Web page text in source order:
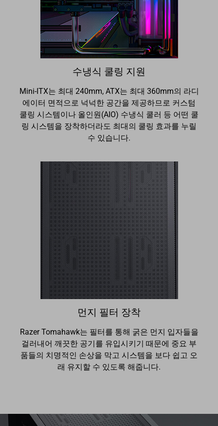
수냉식 쿨링 지원
Mini-ITX는 최대 240mm, ATX는 최대 360mm의 라디
에이터 면적으로 넉넉한 공간을 제공하므로 커스텀
쿨링 시스템이나 올인원(AIO) 수냉식 쿨러 등 어떤 쿨
링 시스템을 장착하더라도 최대의 쿨링 효과를 누릴
수 있습니다.
먼지 필터 장착
Razer Tomahawk는 필터를 통해 굵은 먼지 입자들을
걸러내어 깨끗한 공기를 유입시키기 때문에 중요 부
품들의 치명적인 손상을 막고 시스템을 보다 쉽고 오
래 유지할 수 있도록 해줍니다.